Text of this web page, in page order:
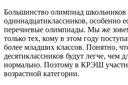
Большинство олимпиад школьников
одиннадцатиклассников, особенно
перечневые олимпиады. Мы же
только тех, кому в этом году
более младших классов. Понятно,
десятиклассников будут легче, чем
нормально. Поэтому в КРЭШ
возрастной категории.